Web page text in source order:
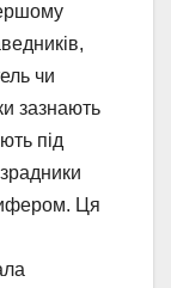
чи
зазнають
під
Ця